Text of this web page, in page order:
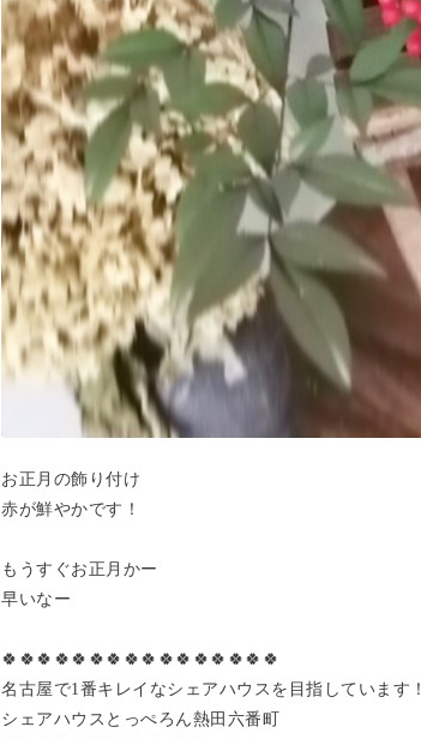
お正月の飾り付け
赤が鮮やかです！
もうすぐお正月かー
早いなー
🍀🍀🍀🍀🍀🍀🍀🍀🍀🍀🍀🍀🍀🍀🍀🍀
名古屋で1番キレイなシェアハウスを目指しています！
シェアハウスとっぺろん熱田六番町